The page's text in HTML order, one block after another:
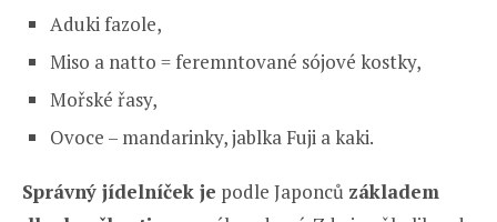
Aduki fazole,
Miso a natto = feremntované sójové kostky,
Mořské řasy,
Ovoce – mandarinky, jablka Fuji a kaki.
Správný jídelníček je podle Japonců základem